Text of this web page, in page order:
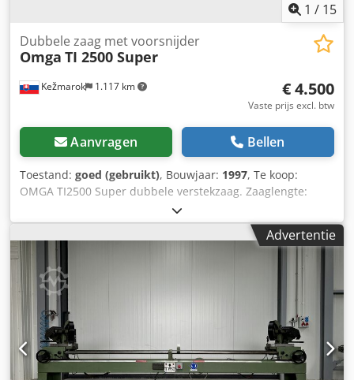
1 / 15
Kežmarok 1.117 km
Dubbele zaag met voorsnijder
Omga TI 2500 Super
€ 4.500
Vaste prijs excl. btw
Aanvragen Bellen
Toestand: goed (gebruikt), Bouwjaar: 1997, Te koop:
OMGA TI2500 Super dubbele verstekzaag. Zaaglengte:
230–2500 mm Zaagdiepte max.: 1500 mm Zaaghoogte
max.: 115 mm Zaagunit: hoofdzaagblad + voorsnijzaagblad
aan elke zijde Volledig zwenkbaar van -45 tot +45° 2
beschikbaar. Dcodjxtxh Djpfx Anysk
Advertentie